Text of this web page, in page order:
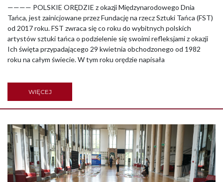
———— POLSKIE ORĘDZIE z okazji Międzynarodowego Dnia
Tańca, jest zainicjowane przez Fundację na rzecz Sztuki Tańca (FST)
od 2017 roku. FST zwraca się co roku do wybitnych polskich
artystów sztuki tańca o podzielenie się swoimi refleksjami z okazji
Ich święta przypadającego 29 kwietnia obchodzonego od 1982
roku na całym świecie. W tym roku orędzie napisała
WIĘCEJ